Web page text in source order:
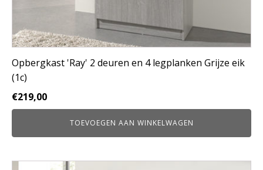
Opbergkast 'Ray' 2 deuren en 4 legplanken Grijze eik
(1c)
€219,00
TOEVOEGEN AAN WINKELWAGEN